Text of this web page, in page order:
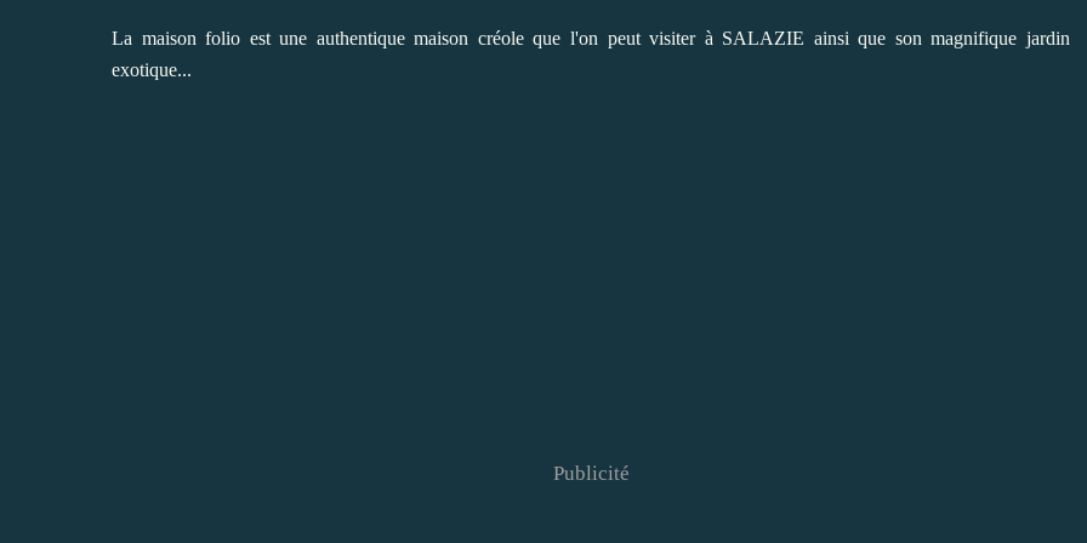
La maison folio est une authentique maison créole que l'on peut visiter à SALAZIE ainsi que son magnifique jardin
exotique...
Publicité